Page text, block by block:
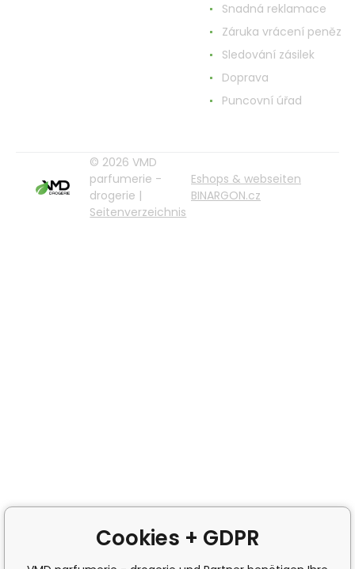
Snadná reklamace
Záruka vrácení peněz
Sledování zásilek
Doprava
Puncovní úřad
© 2026 VMD
parfumerie -
drogerie |
Seitenverzeichnis
Eshops & webseiten
BINARGON.cz
Cookies + GDPR